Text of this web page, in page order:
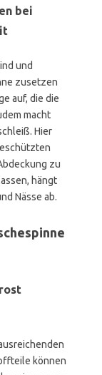
bei
und
zusetzen
auf, die die
macht
Hier
zu
hängt
Nässe ab.
können